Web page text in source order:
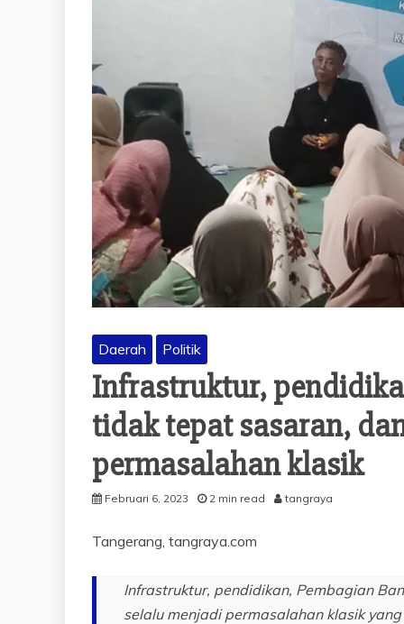
Daerah Politik
Infrastruktur,
tidak tepat sasaran,
permasalahan klasik
Februari 6, 2023 2 min read tangraya
Tangerang, tangraya.com
Infrastruktur, pendidikan, Pembagian
selalu menjadi permasalahan klasik